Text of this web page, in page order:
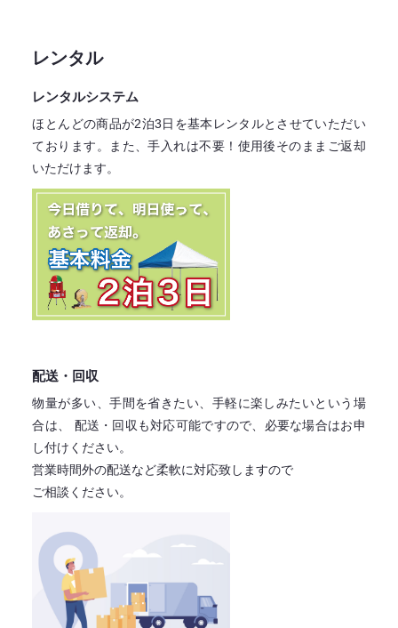
レンタル
レンタルシステム
ほとんどの商品が2泊3日を基本レンタルとさせていただい
ております。
また、手入れは不要！ 使用後そのままご返却
いただけます。
配送・回収
物量が多い、手間を省きたい、手軽に楽しみたいという場
合は、
配送・回収も対応可能ですので、必要な場合はお申
し付けください。
営業時間外の配送など柔軟に対応致しますので
ご相談ください。